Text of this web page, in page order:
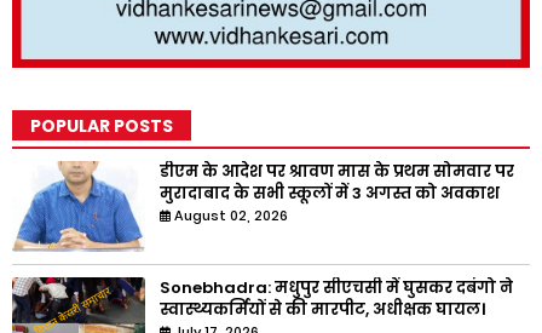
POPULAR POSTS
डीएम के आदेश पर श्रावण मास के प्रथम सोमवार पर
मुरादाबाद के सभी स्कूलों में 3 अगस्त को अवकाश
August 02, 2026
Sonebhadra: मधुपुर सीएचसी में घुसकर दबंगो ने
स्वास्थ्यकर्मियों से की मारपीट, अधीक्षक घायल।